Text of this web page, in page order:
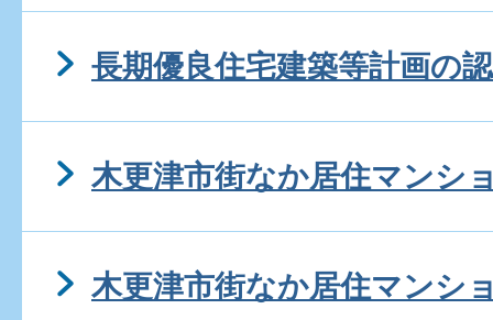
長期優良住宅建築等計画の
木更津市街なか居住マンシ
木更津市街なか居住マンシ